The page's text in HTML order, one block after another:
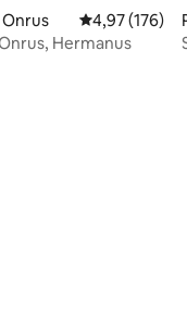
4,97 (176)
Hermanus